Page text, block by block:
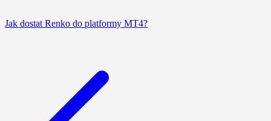
Jak dostat Renko do platformy MT4?